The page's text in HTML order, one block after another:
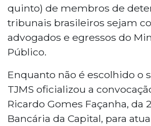
quinto) de membros de
tribunais brasileiros sejam
advogados e egressos do
Público.
Enquanto não é escolhido o
TJMS oficializou a
Ricardo Gomes Façanha, da
Bancária da Capital, para